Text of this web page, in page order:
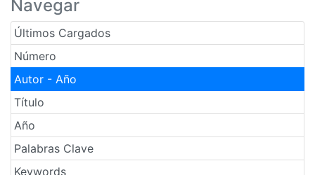
Navegar
Últimos Cargados
Número
Autor - Año
Título
Año
Palabras Clave
Keywords